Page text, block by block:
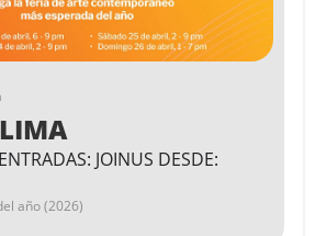
JOINUS DESDE:
año (2026)